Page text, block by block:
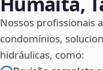
Nossos profissionais
condomínios,
hidráulicas, como: